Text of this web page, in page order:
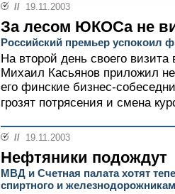
// 19.11.2003
За лесом ЮКОСа не
Российский премьер успокоил
На второй день своего
Михаил Касьянов приложил
его финские бизнес-
грозят потрясения и смена
// 19.11.2003
Нефтяники подождут
МВД и Счетная палата хотят
спиртного и